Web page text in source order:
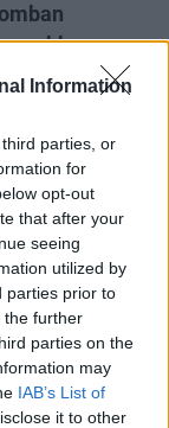
Information
parties, or
for
opt-out
that after your
seeing
utilized by
parties prior to
the further
parties on the
may
IAB’s List of
it to other
a világ
frank is
pedig már
A
Amerika
feledésbe
el a magyar
valamelyest:
Ma